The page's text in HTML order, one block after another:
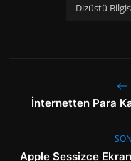
Dizüstü
İnternetten Para
Apple Sessizce